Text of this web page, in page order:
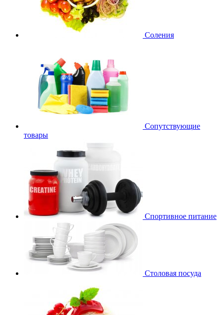
Соления
Сопутствующие
товары
Спортивное питание
Столовая посуда